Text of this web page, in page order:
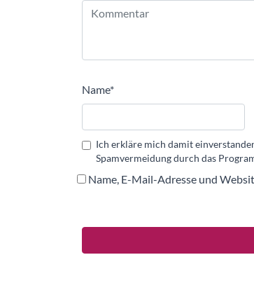
Name*
Ich erkläre mich damit
Spamvermeidung durch das
Name, E-Mail-Adresse und
Alternative: